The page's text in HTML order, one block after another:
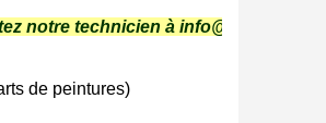
notre technicien à
de peintures)